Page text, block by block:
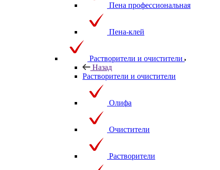
Пена профессиональная
Пена-клей
Растворители и очистители
Назад
Растворители и очистители
Олифа
Очистители
Растворители